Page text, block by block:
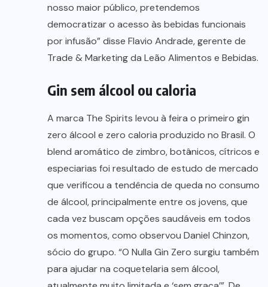
nosso maior público, pretendemos
democratizar o acesso às bebidas funcionais
por infusão” disse Flavio Andrade, gerente de
Trade & Marketing da Leão Alimentos e Bebidas.
Gin sem álcool ou caloria
A marca The Spirits levou à feira o primeiro gin
zero álcool e zero caloria produzido no Brasil. O
blend aromático de zimbro, botânicos, cítricos e
especiarias foi resultado de estudo de mercado
que verificou a tendência de queda no consumo
de álcool, principalmente entre os jovens, que
cada vez buscam opções saudáveis em todos
os momentos, como observou Daniel Chinzon,
sócio do grupo. “O Nulla Gin Zero surgiu também
para ajudar na coquetelaria sem álcool,